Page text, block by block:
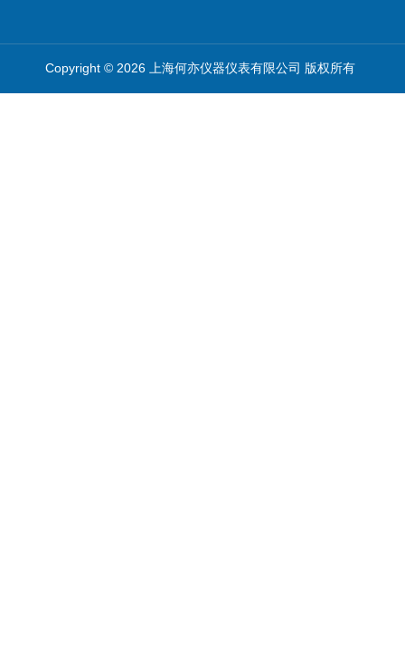
Copyright © 2026 上海何亦仪器仪表有限公司 版权所有